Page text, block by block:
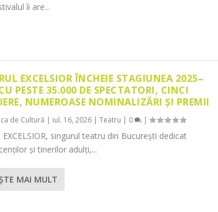
îi are...
EXCELSIOR ÎNCHEIE STAGIUNEA 2025–
PESTE 35.000 DE SPECTATORI, CINCI
NUMEROASE NOMINALIZĂRI ȘI PREMII
de Cultură | iul. 16, 2026| Teatru | 0 |
singurul teatru din București dedicat
și tinerilor adulți,...
MAI MULT